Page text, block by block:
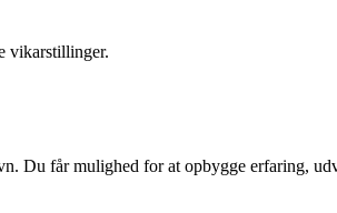
vikarstillinger.
Du får mulighed for at opbygge erfaring,